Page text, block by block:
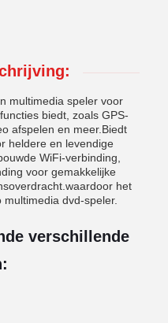
multimedia speler voor
biedt, zoals GPS-
afspelen en meer.Biedt
heldere en levendige
WiFi-verbinding,
voor gemakkelijke
het
dvd-speler.
verschillende